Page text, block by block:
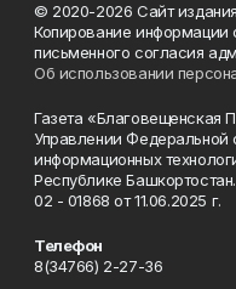
© 2020-2026 Сайт
Копирование информации
письменного согласия
Об использовании
Газета «Благовещенская
Управлении Федеральной
информационных
Республике
02 - 01868 от 11.06.2025 г.
Телефон
8(34766) 2-27-36